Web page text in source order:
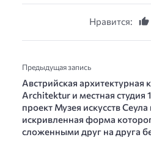
Нравится:
Предыдущая запись
Австрийская архитектурная
Architektur и местная студия
проект Музея искусств
искривленная форма
сложенными друг на друга